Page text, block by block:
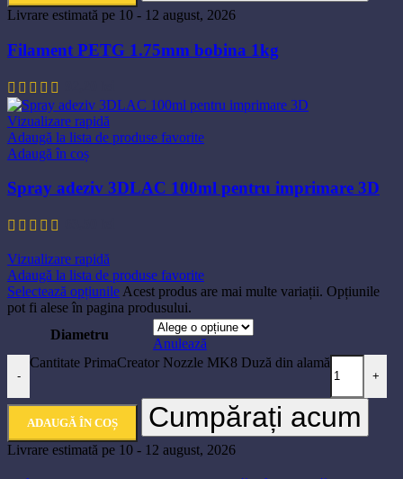
Livrare estimată pe 10 - 12 august, 2026
Filament PETG 1.75mm bobina 1kg
Vizualizare rapidă
Adaugă la lista de produse favorite
Adaugă în coș
Spray adeziv 3DLAC 100ml pentru imprimare 3D
Vizualizare rapidă
Adaugă la lista de produse favorite
Selectează opțiunile Acest produs are mai multe variații. Opțiunile
pot fi alese în pagina produsului.
Diametru
Anulează
-
Cantitate PrimaCreator Nozzle MK8 Duză din alamă
+
ADAUGĂ ÎN COȘ Cumpărați acum
Livrare estimată pe 10 - 12 august, 2026